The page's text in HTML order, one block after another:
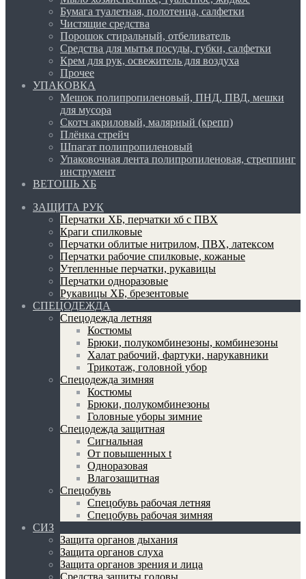
Бумага туалетная, полотенца, салфетки
Чистящие средства
Порошок стиральный, отбеливатель
Средства для мытья посуды, губки, салфетки
Крем для рук, освежитель для воздуха
Прочее
УПАКОВКА
Мешок полипропиленовый, ПНД, ПВД, мешки
для мусора
Скотч акриловый, малярный (крепп)
Плёнка стрейч
Шпагат полипропиленовый
Упаковочная лента полипропиленовая, стреппинг
инструмент
ВЕТОШЬ ХБ
ЗАЩИТА РУК
Перчатки ХБ, перчатки хб с ПВХ
Краги спилковые
Перчатки облитые нитрилом, ПВХ, латексом
Перчатки рабочие спилковые, кожаные
Утепленные перчатки, рукавицы
Перчатки одноразовые
Рукавицы ХБ, брезентовые
СПЕЦОДЕЖДА
Спецодежда летняя
Костюмы
Брюки, полукомбинезоны, комбинезоны
Халат рабочий, фартуки, нарукавники
Трикотаж, головной убор
Спецодежда зимняя
Костюмы
Брюки, полукомбинезоны
Головные уборы зимние
Спецодежда защитная
Сигнальная
От повышенных t
Одноразовая
Влагозащитная
Спецобувь
Спецобувь рабочая летняя
Спецобувь рабочая зимняя
СИЗ
Защита органов дыхания
Защита органов слуха
Защита органов зрения и лица
Средства защиты головы